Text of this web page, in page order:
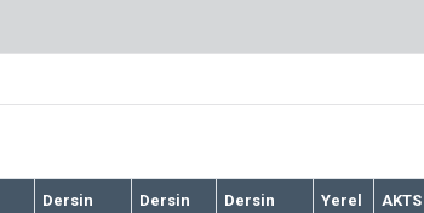
Dersin
Dersin
Dersin
Yerel
AKTS